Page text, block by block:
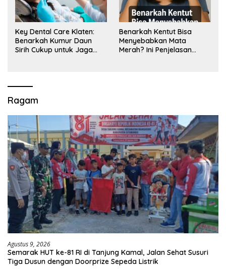
Key Dental Care Klaten:
Benarkah Kumur Daun
Sirih Cukup untuk Jaga
Benarkah Kentut Bisa
Menyebabkan Mata
Merah? Ini Penjelasan
Ragam
Agustus 9, 2026
Semarak HUT ke-81 RI di Tanjung Kamal, Jalan Sehat Susuri
Tiga Dusun dengan Doorprize Sepeda Listrik